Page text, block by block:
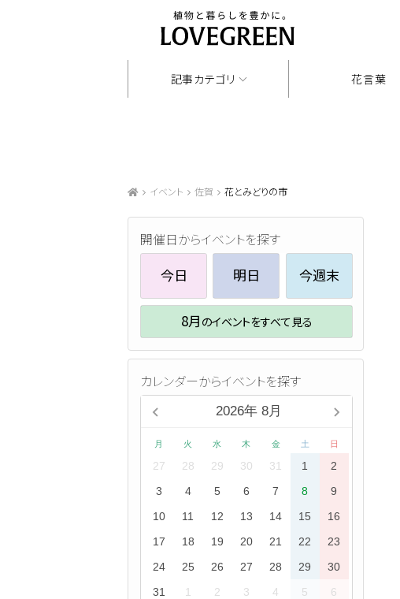
記事カテゴリ 花言葉
イベント 佐賀 花とみどりの市
開催日からイベントを探す
今日 明日 今週末
8月 のイベントをすべて見る
カレンダーからイベントを探す
2026年 8月
月 火 水 木 金 土 日
27 28 29 30 31 1
2
3
4 5 6 7 8
9
10
11 12 13 14 15
16
17
18 19 20 21 22
23
24
25 26 27 28 29
30
31
1 2 3 4 5 6